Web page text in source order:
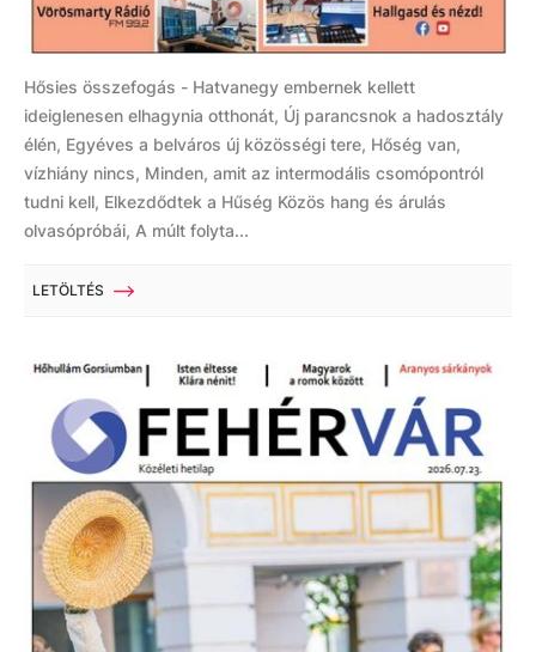
Hősies összefogás - Hatvanegy embernek kellett
ideiglenesen elhagynia otthonát, Új parancsnok a hadosztály
élén, Egyéves a belváros új közösségi tere, Hőség van,
vízhiány nincs, Minden, amit az intermodális csomópontról
tudni kell, Elkezdődtek a Hűség Közös hang és árulás
olvasópróbái, A múlt folyta...
LETÖLTÉS